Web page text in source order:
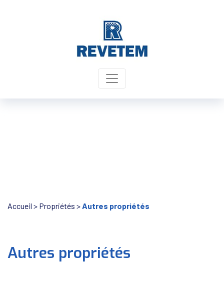
Accueil > Propriétés > Autres propriétés
Autres propriétés